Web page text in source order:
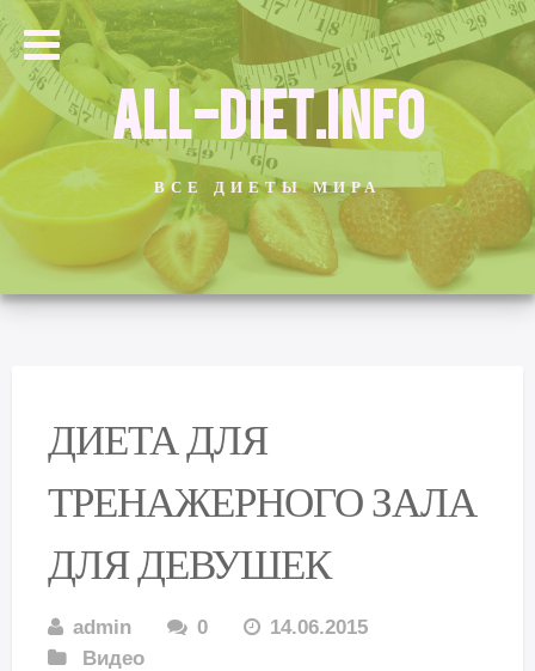
ALL-DIET.INFO
ВСЕ ДИЕТЫ МИРА
ДИЕТА ДЛЯ
ТРЕНАЖЕРНОГО ЗАЛА
ДЛЯ ДЕВУШЕК
admin 0
14.06.2015
Видео